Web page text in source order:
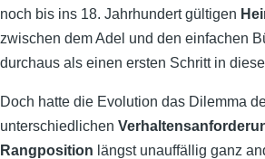
noch bis ins 18. Jahrhundert gültigen
zwischen dem Adel und den einfachen
durchaus als einen ersten Schritt in
Doch hatte die Evolution das Dilemma
unterschiedlichen
Rangposition längst unauffällig ganz